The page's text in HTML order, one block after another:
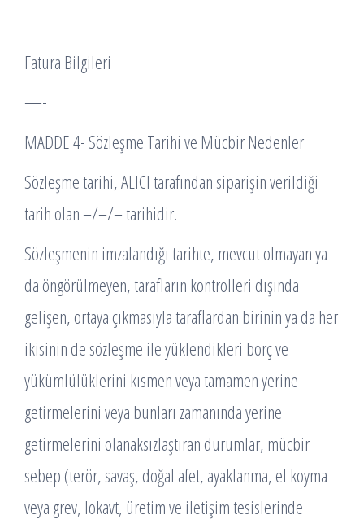
—-
Fatura Bilgileri
—-
MADDE 4- Sözleşme Tarihi ve Mücbir Nedenler
Sözleşme tarihi, ALICI tarafından siparişin verildiği
tarih olan –/–/– tarihidir.
Sözleşmenin imzalandığı tarihte, mevcut olmayan ya
da öngörülmeyen, tarafların kontrolleri dışında
gelişen, ortaya çıkmasıyla taraflardan birinin ya da her
ikisinin de sözleşme ile yüklendikleri borç ve
yükümlülüklerini kısmen veya tamamen yerine
getirmelerini veya bunları zamanında yerine
getirmelerini olanaksızlaştıran durumlar, mücbir
sebep (terör, savaş, doğal afet, ayaklanma, el koyma
veya grev, lokavt, üretim ve iletişim tesislerinde